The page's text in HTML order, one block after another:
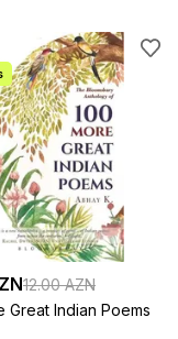
12.00 AZN
Great Indian Poems